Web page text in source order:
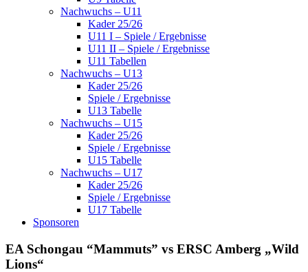
Nachwuchs – U11
Kader 25/26
U11 I – Spiele / Ergebnisse
U11 II – Spiele / Ergebnisse
U11 Tabellen
Nachwuchs – U13
Kader 25/26
Spiele / Ergebnisse
U13 Tabelle
Nachwuchs – U15
Kader 25/26
Spiele / Ergebnisse
U15 Tabelle
Nachwuchs – U17
Kader 25/26
Spiele / Ergebnisse
U17 Tabelle
Sponsoren
EA Schongau “Mammuts” vs ERSC Amberg „Wild
Lions“